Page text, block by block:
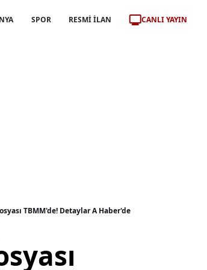
SPOR RESMİ İLAN CANLI YAYIN
TBMM'de! Detaylar A Haber'de